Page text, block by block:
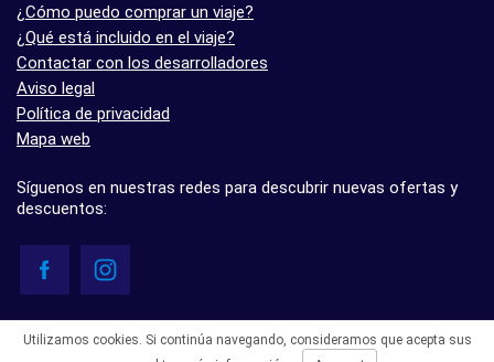
¿Cómo puedo comprar un viaje?
¿Qué está incluido en el viaje?
Contactar con los desarrolladores
Aviso legal
Política de privacidad
Mapa web
Síguenos en nuestras redes para descubrir nuevas ofertas y
descuentos:
- 5.0 basado en 7 opiniones
Utilizamos cookies. Si continúa navegando, consideramos que acepta sus